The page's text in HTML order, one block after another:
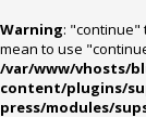
Warning: "continue"
mean to use
/var/www/vhosts/
content/plugins/
press/modules/